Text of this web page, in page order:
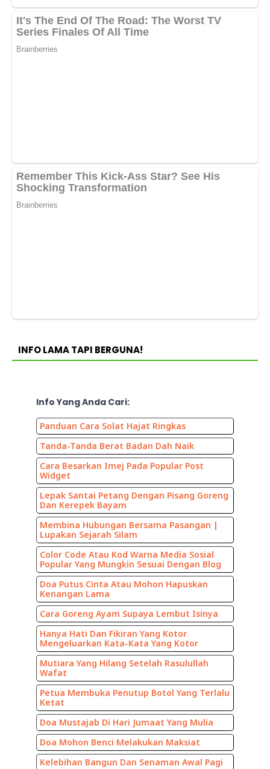
INFO LAMA TAPI BERGUNA!
Info Yang Anda Cari:
Panduan Cara Solat Hajat Ringkas
Tanda-Tanda Berat Badan Dah Naik
Cara Besarkan Imej Pada Popular Post
Widget
Lepak Santai Petang Dengan Pisang Goreng
Dan Kerepek Bayam
Membina Hubungan Bersama Pasangan |
Lupakan Sejarah Silam
Color Code Atau Kod Warna Media Sosial
Popular Yang Mungkin Sesuai Dengan Blog
Doa Putus Cinta Atau Mohon Hapuskan
Kenangan Lama
Cara Goreng Ayam Supaya Lembut Isinya
Hanya Hati Dan Fikiran Yang Kotor
Mengeluarkan Kata-Kata Yang Kotor
Mutiara Yang Hilang Setelah Rasulullah
Wafat
Petua Membuka Penutup Botol Yang Terlalu
Ketat
Doa Mustajab Di Hari Jumaat Yang Mulia
Doa Mohon Benci Melakukan Maksiat
Kelebihan Bangun Dan Senaman Awal Pagi